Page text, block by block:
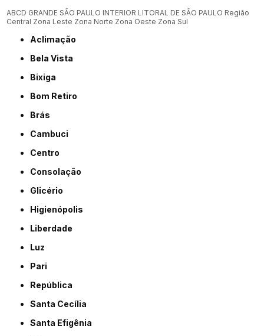
ABCD GRANDE SÃO PAULO INTERIOR LITORAL DE SÃO PAULO Região
Central Zona Leste Zona Norte Zona Oeste Zona Sul
Aclimação
Bela Vista
Bixiga
Bom Retiro
Brás
Cambuci
Centro
Consolação
Glicério
Higienópolis
Liberdade
Luz
Pari
República
Santa Cecília
Santa Efigênia